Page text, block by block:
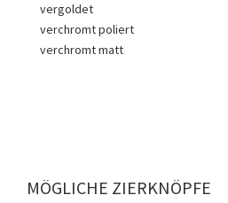
vergoldet
verchromt poliert
verchromt matt
MÖGLICHE ZIERKNÖPFE